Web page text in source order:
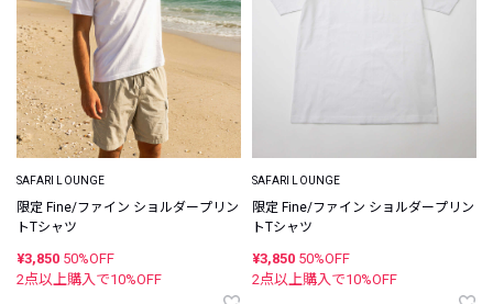
SAFARI LOUNGE
限定 Fine/ファイン ショルダープリン
トTシャツ
¥3,850 50%OFF
2点以上購入で10%OFF
SAFARI LOUNGE
限定 Fine/ファイン ショルダープリン
トTシャツ
¥3,850 50%OFF
2点以上購入で10%OFF